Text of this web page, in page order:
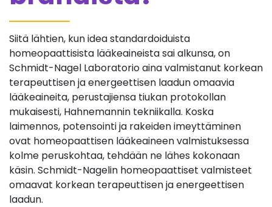
Siitä lähtien, kun idea standardoiduista
homeopaattisista lääkeaineista sai alkunsa, on
Schmidt-Nagel Laboratorio aina valmistanut korkean
terapeuttisen ja energeettisen laadun omaavia
lääkeaineita, perustajiensa tiukan protokollan
mukaisesti, Hahnemannin tekniikalla. Koska
laimennos, potensointi ja rakeiden imeyttäminen
ovat homeopaattisen lääkeaineen valmistuksessa
kolme peruskohtaa, tehdään ne lähes kokonaan
käsin. Schmidt-Nagelin homeopaattiset valmisteet
omaavat korkean terapeuttisen ja energeettisen
laadun.